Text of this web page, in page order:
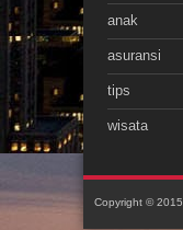
anak
asuransi
tips
wisata
Copyright © 2015